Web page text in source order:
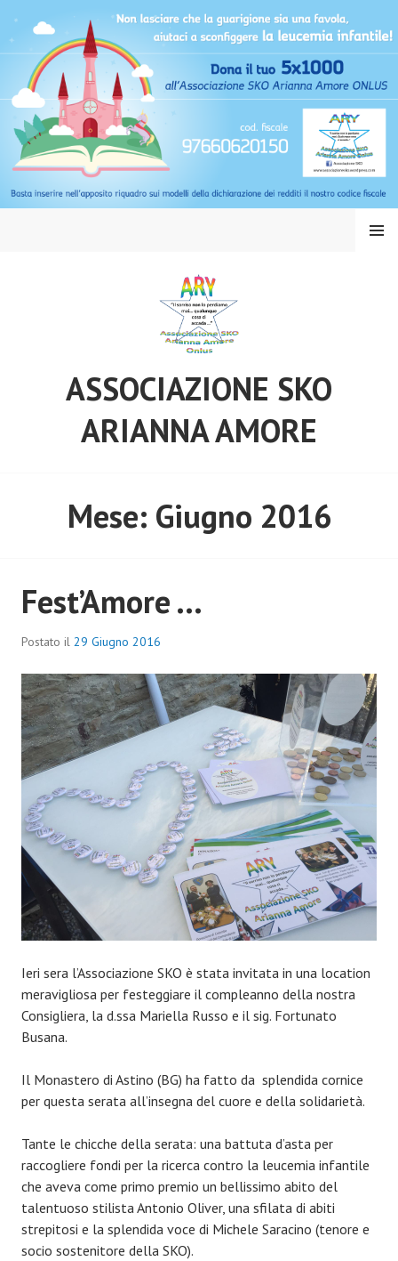
contenuto
ASSOCIAZIONE SKO
ARIANNA AMORE
MENU
Mese: Giugno 2016
Fest’Amore …
Postato il 29 Giugno 2016
Ieri sera l’Associazione SKO è stata invitata in una location
meravigliosa per festeggiare il compleanno della nostra
Consigliera, la d.ssa Mariella Russo e il sig. Fortunato
Busana.
Il Monastero di Astino (BG) ha fatto da splendida cornice
per questa serata all’insegna del cuore e della solidarietà.
Tante le chicche della serata: una battuta d’asta per
raccogliere fondi per la ricerca contro la leucemia infantile
che aveva come primo premio un bellissimo abito del
talentuoso stilista Antonio Oliver, una sfilata di abiti
strepitosi e la splendida voce di Michele Saracino (tenore e
socio sostenitore della SKO).